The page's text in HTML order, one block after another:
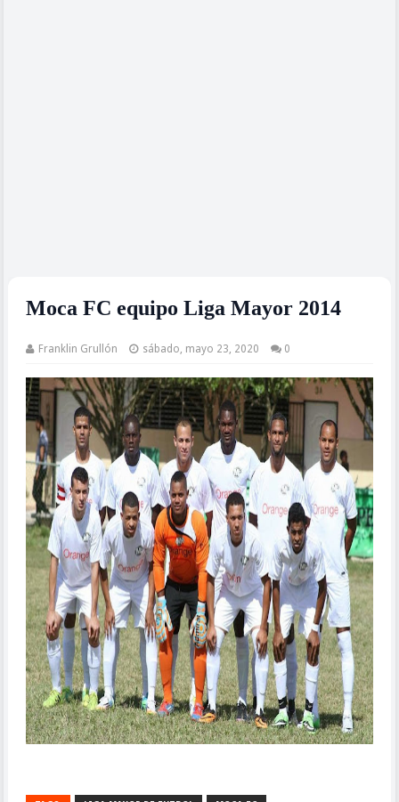
Moca FC equipo Liga Mayor 2014
Franklin Grullón sábado, mayo 23, 2020 0